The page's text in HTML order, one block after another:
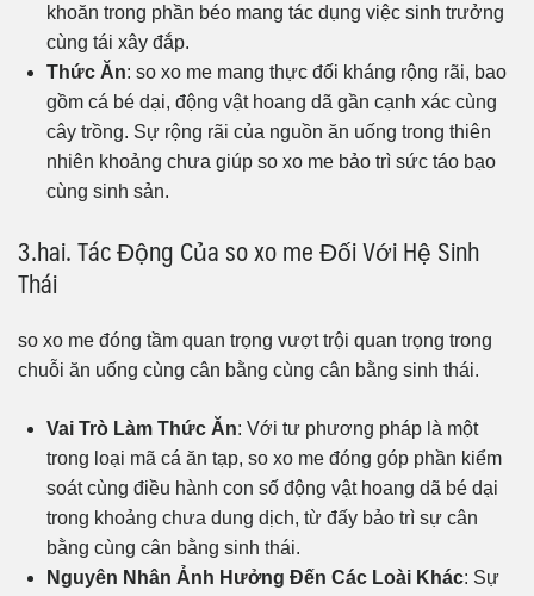
khoăn trong phần béo mang tác dụng việc sinh trưởng
cùng tái xây đắp.
Thức Ăn: so xo me mang thực đối kháng rộng rãi, bao
gồm cá bé dại, động vật hoang dã gần cạnh xác cùng
cây trồng. Sự rộng rãi của nguồn ăn uống trong thiên
nhiên khoảng chưa giúp so xo me bảo trì sức táo bạo
cùng sinh sản.
3.hai. Tác Động Của so xo me Đối Với Hệ Sinh
Thái
so xo me đóng tầm quan trọng vượt trội quan trọng trong
chuỗi ăn uống cùng cân bằng cùng cân bằng sinh thái.
Vai Trò Làm Thức Ăn: Với tư phương pháp là một
trong loại mã cá ăn tạp, so xo me đóng góp phần kiểm
soát cùng điều hành con số động vật hoang dã bé dại
trong khoảng chưa dung dịch, từ đấy bảo trì sự cân
bằng cùng cân bằng sinh thái.
Nguyên Nhân Ảnh Hưởng Đến Các Loài Khác: Sự